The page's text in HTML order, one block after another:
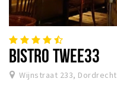
BISTRO TWEE33
Wijnstraat 233, Dordrecht